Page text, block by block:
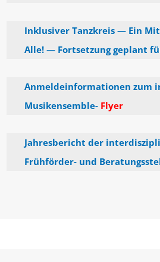
Inklusiver Tanzkreis — Ein
Alle! — Fortsetzung geplant
Anmeldeinformationen zum
Musikensemble- Flyer
Jahresbericht der
Frühförder- und